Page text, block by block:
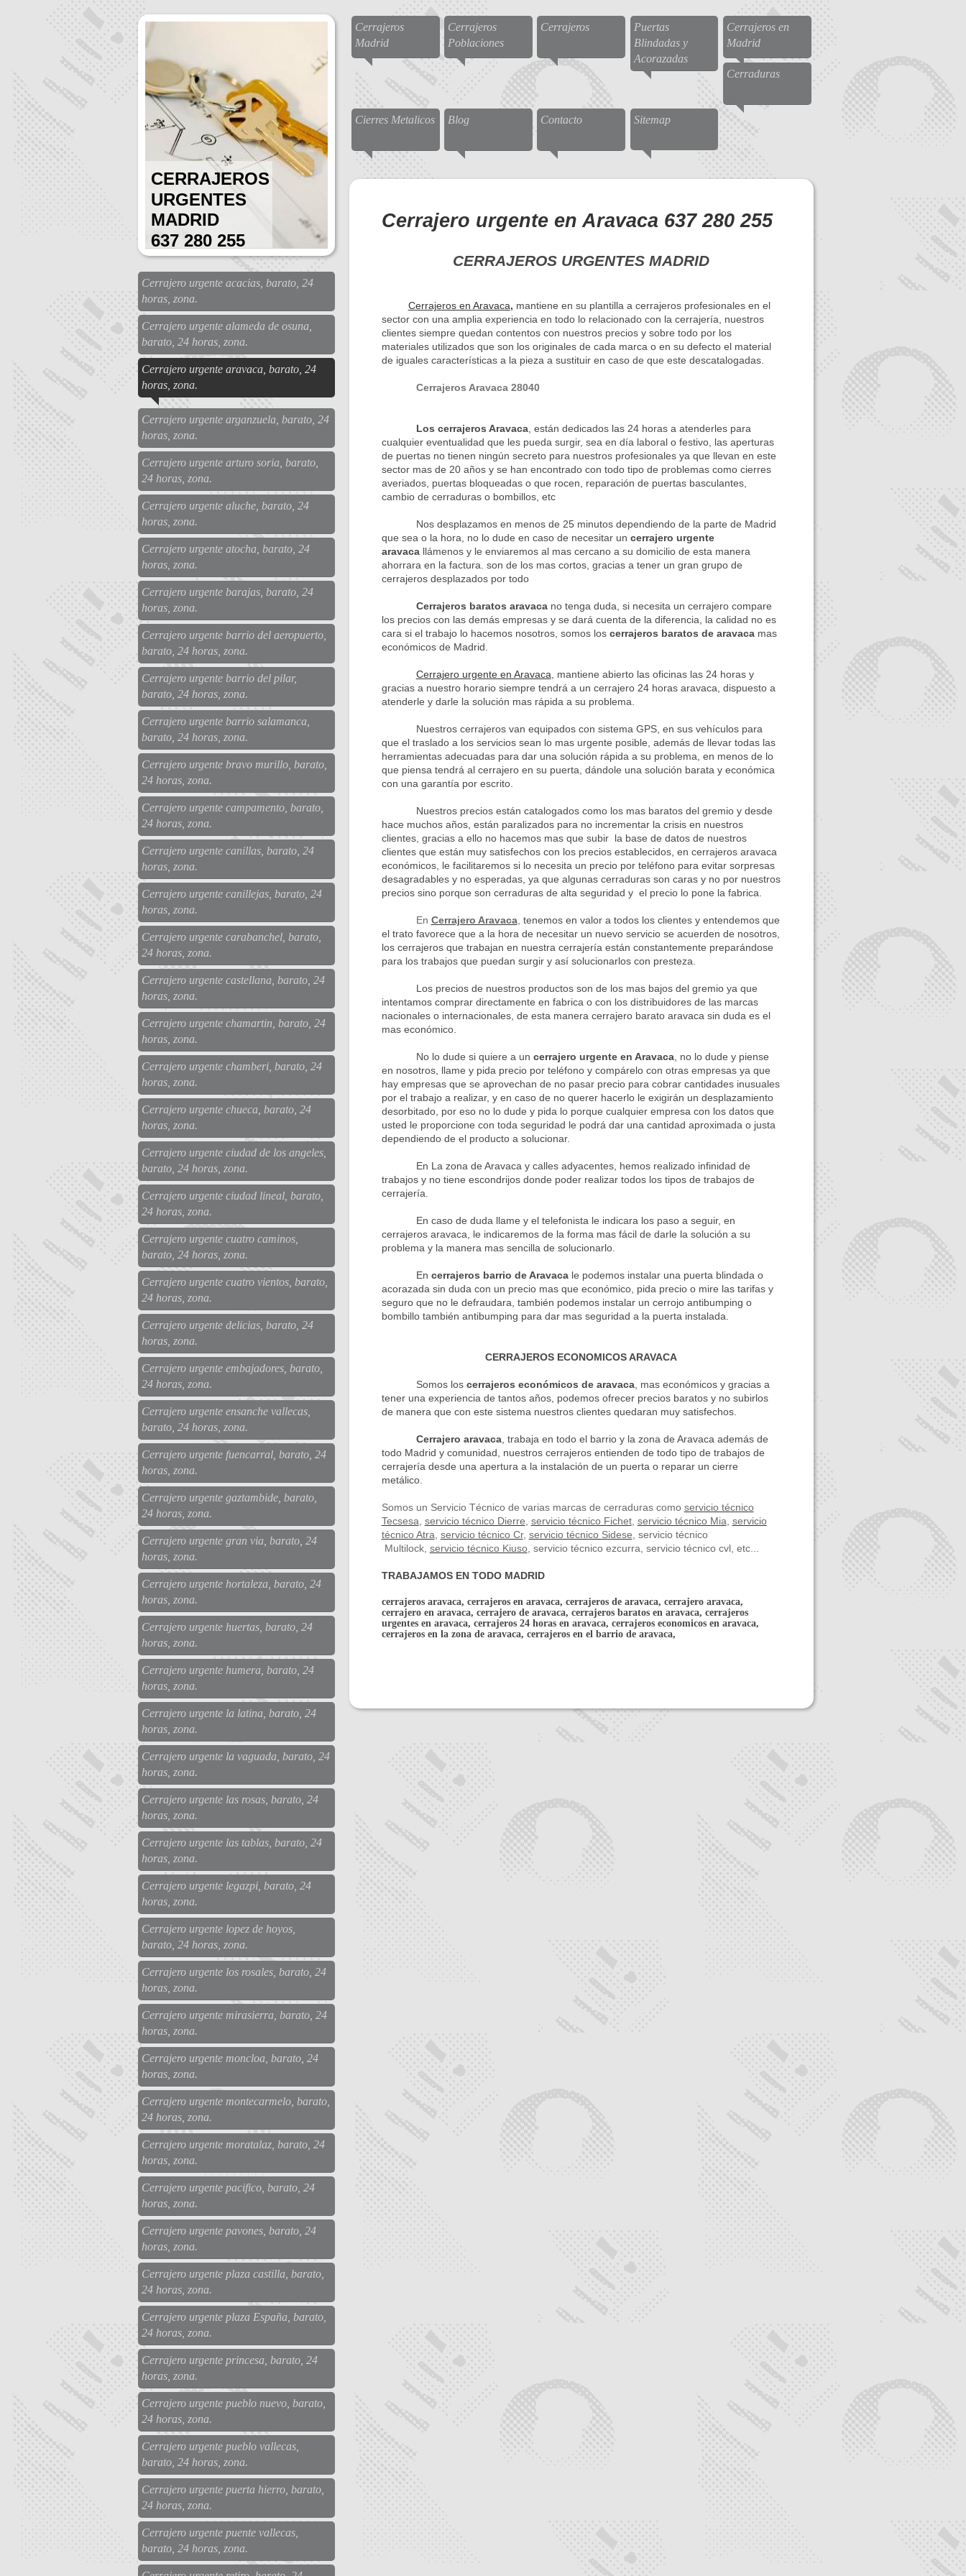
CERRAJEROS
URGENTES
MADRID
637 280 255
Cerrajero urgente acacias, barato, 24
horas, zona.
Cerrajero urgente alameda de osuna,
barato, 24 horas, zona.
Cerrajero urgente aravaca, barato, 24
horas, zona.
Cerrajero urgente arganzuela, barato, 24
horas, zona.
Cerrajero urgente arturo soria, barato,
24 horas, zona.
Cerrajero urgente aluche, barato, 24
horas, zona.
Cerrajero urgente atocha, barato, 24
horas, zona.
Cerrajero urgente barajas, barato, 24
horas, zona.
Cerrajero urgente barrio del aeropuerto,
barato, 24 horas, zona.
Cerrajero urgente barrio del pilar,
barato, 24 horas, zona.
Cerrajero urgente barrio salamanca,
barato, 24 horas, zona.
Cerrajero urgente bravo murillo, barato,
24 horas, zona.
Cerrajero urgente campamento, barato,
24 horas, zona.
Cerrajero urgente canillas, barato, 24
horas, zona.
Cerrajero urgente canillejas, barato, 24
horas, zona.
Cerrajero urgente carabanchel, barato,
24 horas, zona.
Cerrajero urgente castellana, barato, 24
horas, zona.
Cerrajero urgente chamartin, barato, 24
horas, zona.
Cerrajero urgente chamberi, barato, 24
horas, zona.
Cerrajero urgente chueca, barato, 24
horas, zona.
Cerrajero urgente ciudad de los angeles,
barato, 24 horas, zona.
Cerrajero urgente ciudad lineal, barato,
24 horas, zona.
Cerrajero urgente cuatro caminos,
barato, 24 horas, zona.
Cerrajero urgente cuatro vientos, barato,
24 horas, zona.
Cerrajero urgente delicias, barato, 24
horas, zona.
Cerrajero urgente embajadores, barato,
24 horas, zona.
Cerrajero urgente ensanche vallecas,
barato, 24 horas, zona.
Cerrajero urgente fuencarral, barato, 24
horas, zona.
Cerrajero urgente gaztambide, barato,
24 horas, zona.
Cerrajero urgente gran via, barato, 24
horas, zona.
Cerrajero urgente hortaleza, barato, 24
horas, zona.
Cerrajero urgente huertas, barato, 24
horas, zona.
Cerrajero urgente humera, barato, 24
horas, zona.
Cerrajero urgente la latina, barato, 24
horas, zona.
Cerrajero urgente la vaguada, barato, 24
horas, zona.
Cerrajero urgente las rosas, barato, 24
horas, zona.
Cerrajero urgente las tablas, barato, 24
horas, zona.
Cerrajero urgente legazpi, barato, 24
horas, zona.
Cerrajero urgente lopez de hoyos,
barato, 24 horas, zona.
Cerrajero urgente los rosales, barato, 24
horas, zona.
Cerrajero urgente mirasierra, barato, 24
horas, zona.
Cerrajero urgente moncloa, barato, 24
horas, zona.
Cerrajero urgente montecarmelo, barato,
24 horas, zona.
Cerrajero urgente moratalaz, barato, 24
horas, zona.
Cerrajero urgente pacifico, barato, 24
horas, zona.
Cerrajero urgente pavones, barato, 24
horas, zona.
Cerrajero urgente plaza castilla, barato,
24 horas, zona.
Cerrajero urgente plaza España, barato,
24 horas, zona.
Cerrajero urgente princesa, barato, 24
horas, zona.
Cerrajero urgente pueblo nuevo, barato,
24 horas, zona.
Cerrajero urgente pueblo vallecas,
barato, 24 horas, zona.
Cerrajero urgente puerta hierro, barato,
24 horas, zona.
Cerrajero urgente puente vallecas,
barato, 24 horas, zona.
Cerrajeros
Madrid
Cerrajeros
Poblaciones
Cerrajeros
Puertas
Blindadas y
Acorazadas
Cerrajeros en
Madrid
Cerraduras
Cierres Metalicos Blog Contacto Sitemap
Cerrajero urgente en Aravaca 637 280 255
CERRAJEROS URGENTES MADRID
Cerrajeros en Aravaca, mantiene en su plantilla a cerrajeros profesionales en el
sector con una amplia experiencia en todo lo relacionado con la cerrajería, nuestros
clientes siempre quedan contentos con nuestros precios y sobre todo por los
materiales utilizados que son los originales de cada marca o en su defecto el material
de iguales características a la pieza a sustituir en caso de que este descatalogadas.
Cerrajeros Aravaca 28040
Los cerrajeros Aravaca, están dedicados las 24 horas a atenderles para
cualquier eventualidad que les pueda surgir, sea en día laboral o festivo, las aperturas
de puertas no tienen ningún secreto para nuestros profesionales ya que llevan en este
sector mas de 20 años y se han encontrado con todo tipo de problemas como cierres
averiados, puertas bloqueadas o que rocen, reparación de puertas basculantes,
cambio de cerraduras o bombillos, etc
Nos desplazamos en menos de 25 minutos dependiendo de la parte de Madrid
que sea o la hora, no lo dude en caso de necesitar un cerrajero urgente
aravacallámenos y le enviaremos al mas cercano a su domicilio de esta manera
ahorrara en la factura. son de los mas cortos, gracias a tener un gran grupo de
cerrajeros desplazados por todo
Cerrajeros baratos aravacano tenga duda, si necesita un cerrajero compare
los precios con las demás empresas y se dará cuenta de la diferencia, la calidad no es
cara si el trabajo lo hacemos nosotros, somos los cerrajeros baratos de aravacamas
económicos de Madrid.
Cerrajero urgente en Aravaca, mantiene abierto las oficinas las 24 horas y
gracias a nuestro horario siempre tendrá a un cerrajero 24 horas aravaca, dispuesto a
atenderle y darle la solución mas rápida a su problema.
Nuestros cerrajeros van equipados con sistema GPS, en sus vehículos para
que el traslado a los servicios sean lo mas urgente posible, además de llevar todas las
herramientas adecuadas para dar una solución rápida a su problema, en menos de lo
que piensa tendrá al cerrajero en su puerta, dándole una solución barata y económica
con una garantía por escrito.
Nuestros precios están catalogados como los mas baratos del gremio y desde
hace muchos años, están paralizados para no incrementar la crisis en nuestros
clientes, gracias a ello no hacemos mas que subir la base de datos de nuestros
clientes que están muy satisfechos con los precios establecidos, en cerrajeros aravaca
económicos, le facilitaremos si lo necesita un precio por teléfono para evitar sorpresas
desagradables y no esperadas, ya que algunas cerraduras son caras y no por nuestros
precios sino porque son cerraduras de alta seguridad y el precio lo pone la fabrica.
En Cerrajero Aravaca, tenemos en valor a todos los clientes y entendemos que
el trato favorece que a la hora de necesitar un nuevo servicio se acuerden de nosotros,
los cerrajeros que trabajan en nuestra cerrajería están constantemente preparándose
para los trabajos que puedan surgir y así solucionarlos con presteza.
Los precios de nuestros productos son de los mas bajos del gremio ya que
intentamos comprar directamente en fabrica o con los distribuidores de las marcas
nacionales o internacionales, de esta manera cerrajero barato aravaca sin duda es el
mas económico.
No lo dude si quiere a un cerrajero urgente en Aravaca, no lo dude y piense
en nosotros, llame y pida precio por teléfono y compárelo con otras empresas ya que
hay empresas que se aprovechan de no pasar precio para cobrar cantidades inusuales
por el trabajo a realizar, y en caso de no querer hacerlo le exigirán un desplazamiento
desorbitado, por eso no lo dude y pida lo porque cualquier empresa con los datos que
usted le proporcione con toda seguridad le podrá dar una cantidad aproximada o justa
dependiendo de el producto a solucionar.
En La zona de Aravaca y calles adyacentes, hemos realizado infinidad de
trabajos y no tiene escondrijos donde poder realizar todos los tipos de trabajos de
cerrajería.
En caso de duda llame y el telefonista le indicara los paso a seguir, en
cerrajeros aravaca, le indicaremos de la forma mas fácil de darle la solución a su
problema y la manera mas sencilla de solucionarlo.
En cerrajeros barrio de Aravacale podemos instalar una puerta blindada o
acorazada sin duda con un precio mas que económico, pida precio o mire las tarifas y
seguro que no le defraudara, también podemos instalar un cerrojo antibumping o
bombillo también antibumping para dar mas seguridad a la puerta instalada.
CERRAJEROS ECONOMICOS ARAVACA
Somos los cerrajeros económicos de aravaca, mas económicos y gracias a
tener una experiencia de tantos años, podemos ofrecer precios baratos y no subirlos
de manera que con este sistema nuestros clientes quedaran muy satisfechos.
Cerrajero aravaca, trabaja en todo el barrio y la zona de Aravaca además de
todo Madrid y comunidad, nuestros cerrajeros entienden de todo tipo de trabajos de
cerrajería desde una apertura a la instalación de un puerta o reparar un cierre
metálico.
Somos un Servicio Técnico de varias marcas de cerraduras como servicio técnico
Tecsesa, servicio técnico Dierre, servicio técnico Fichet, servicio técnico Mia, servicio
técnico Atra, servicio técnico Cr, servicio técnico Sidese, servicio técnico
Multilock, servicio técnico Kiuso, servicio técnico ezcurra, servicio técnico cvl, etc...
TRABAJAMOS EN TODO MADRID
cerrajeros aravaca, cerrajeros en aravaca, cerrajeros de aravaca, cerrajero aravaca,
cerrajero en aravaca, cerrajero de aravaca, cerrajeros baratos en aravaca, cerrajeros
urgentes en aravaca, cerrajeros 24 horas en aravaca, cerrajeros economicos en aravaca,
cerrajeros en la zona de aravaca, cerrajeros en el barrio de aravaca,